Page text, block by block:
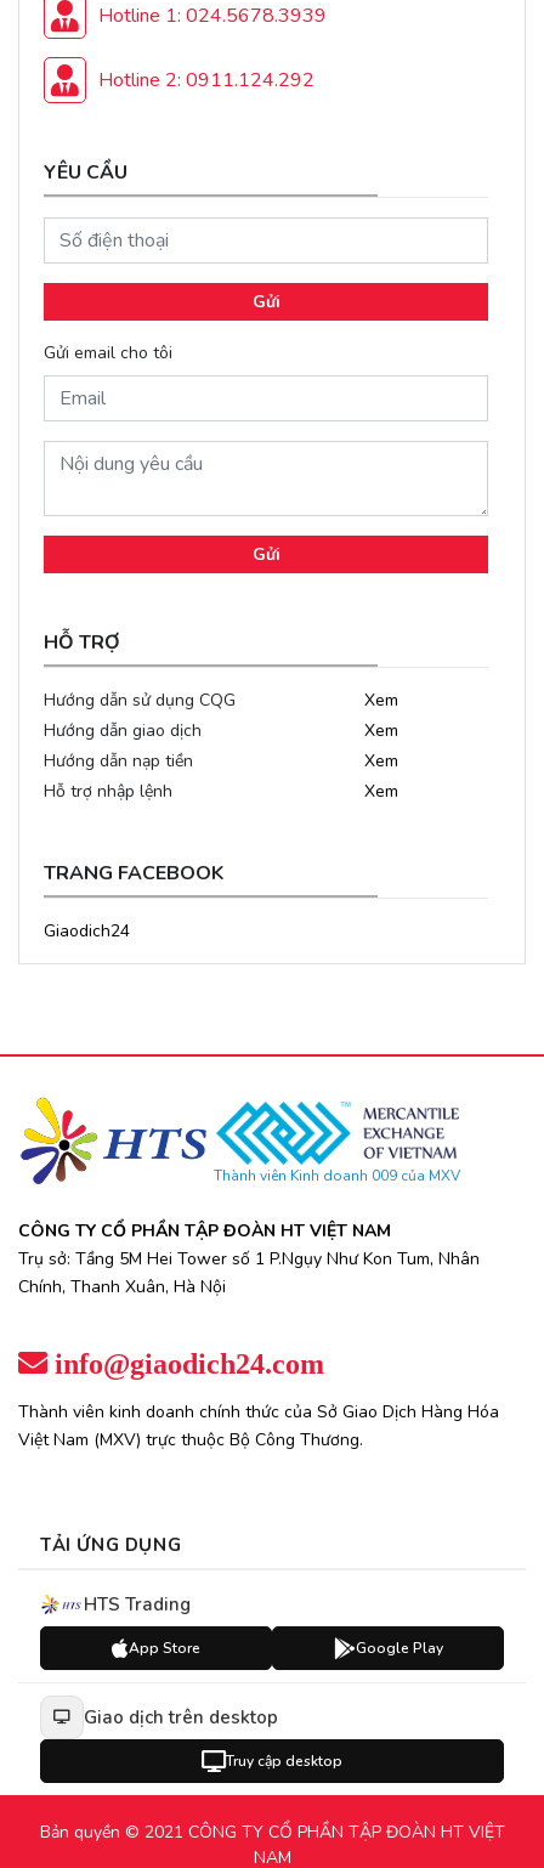
Hotline 1: 024.5678.3939
Hotline 2: 0911.124.292
YÊU CẦU
Gửi
Gửi email cho tôi
Gửi
HỖ TRỢ
Hướng dẫn sử dụng CQG
Xem
Hướng dẫn giao dịch
Xem
Hướng dẫn nạp tiền
Xem
Hỗ trợ nhập lệnh
Xem
TRANG FACEBOOK
Giaodich24
Thành viên Kinh doanh 009 của MXV
CÔNG TY CỔ PHẦN TẬP ĐOÀN HT VIỆT NAM
Trụ sở: Tầng 5M Hei Tower số 1 P.Ngụy Như Kon Tum, Nhân
Chính, Thanh Xuân, Hà Nội
info@giaodich24.com
Thành viên kinh doanh chính thức của Sở Giao Dịch Hàng Hóa
Việt Nam (MXV) trực thuộc Bộ Công Thương.
TẢI ỨNG DỤNG
HTS Trading
App Store Google Play
Giao dịch trên desktop
Truy cập desktop
Bản quyền © 2021 CÔNG TY CỔ PHẦN TẬP ĐOÀN HT VIỆT
NAM